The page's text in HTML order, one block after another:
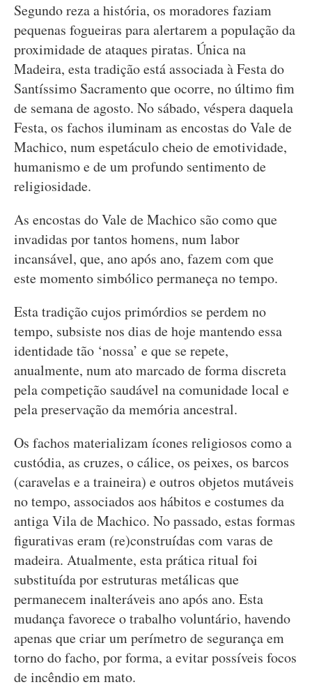
Segundo reza a história, os moradores faziam
pequenas fogueiras para alertarem a população da
proximidade de ataques piratas. Única na
Madeira, esta tradição está associada à Festa do
Santíssimo Sacramento que ocorre, no último fim
de semana de agosto. No sábado, véspera daquela
Festa, os fachos iluminam as encostas do Vale de
Machico, num espetáculo cheio de emotividade,
humanismo e de um profundo sentimento de
religiosidade.
As encostas do Vale de Machico são como que
invadidas por tantos homens, num labor
incansável, que, ano após ano, fazem com que
este momento simbólico permaneça no tempo.
Esta tradição cujos primórdios se perdem no
tempo, subsiste nos dias de hoje mantendo essa
identidade tão ‘nossa’ e que se repete,
anualmente, num ato marcado de forma discreta
pela competição saudável na comunidade local e
pela preservação da memória ancestral.
Os fachos materializam ícones religiosos como a
custódia, as cruzes, o cálice, os peixes, os barcos
(caravelas e a traineira) e outros objetos mutáveis
no tempo, associados aos hábitos e costumes da
antiga Vila de Machico. No passado, estas formas
figurativas eram (re)construídas com varas de
madeira. Atualmente, esta prática ritual foi
substituída por estruturas metálicas que
permanecem inalteráveis ano após ano. Esta
mudança favorece o trabalho voluntário, havendo
apenas que criar um perímetro de segurança em
torno do facho, por forma, a evitar possíveis focos
de incêndio em mato.